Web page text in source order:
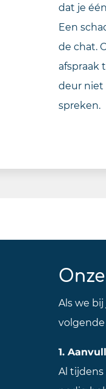
dat je
Een
de chat.
afspraak
deur niet
spreken.
Als we
1.
Al